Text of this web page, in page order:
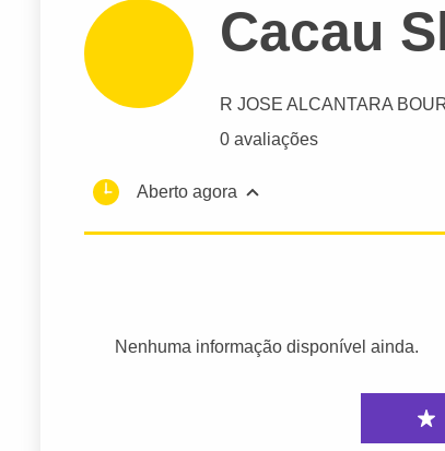
Cacau
R JOSE ALCANTARA
0 avaliações
Aberto agora
Nenhuma informação disponível ainda.